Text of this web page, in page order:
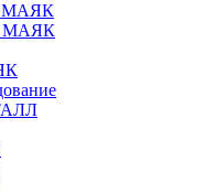
МАЯК
МАЯК